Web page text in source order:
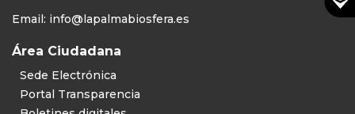
Email: info@lapalmabiosfera.es
Área Ciudadana
Sede Electrónica
Portal Transparencia